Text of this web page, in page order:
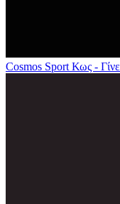
Cosmos Sport Κως -